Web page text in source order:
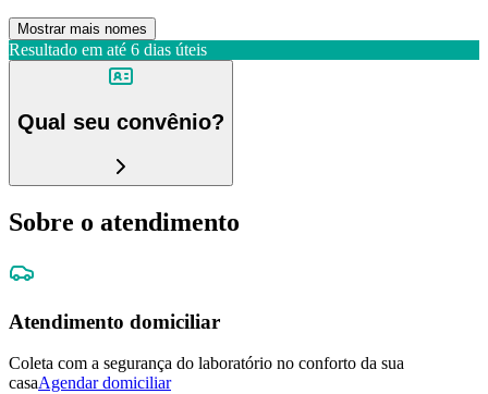
Mostrar mais nomes
Resultado em até 6 dias úteis
Qual seu convênio?
Sobre o atendimento
Atendimento domiciliar
Coleta com a segurança do laboratório no conforto da sua
casaAgendar domiciliar